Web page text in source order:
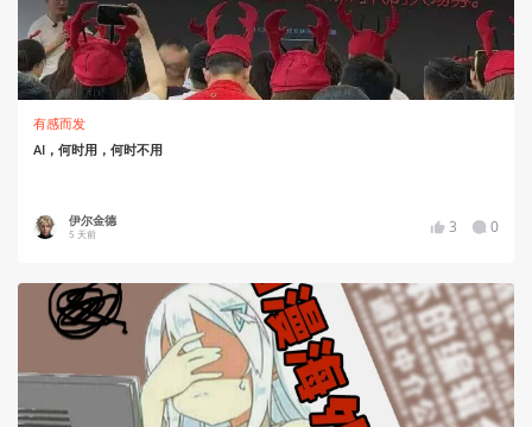
有感而发
AI，何时用，何时不用
伊尔金德
5 天前 3 0